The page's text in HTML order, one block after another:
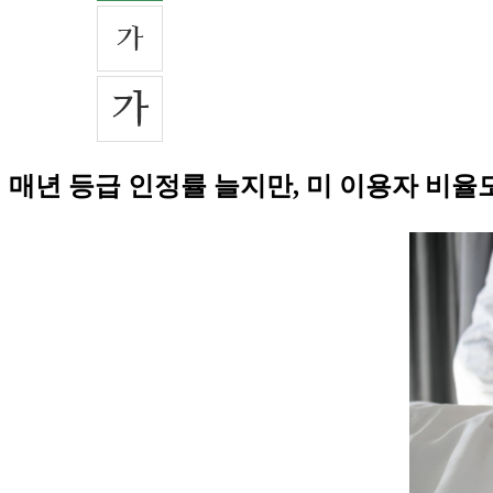
매년 등급 인정률 늘지만, 미 이용자 비율